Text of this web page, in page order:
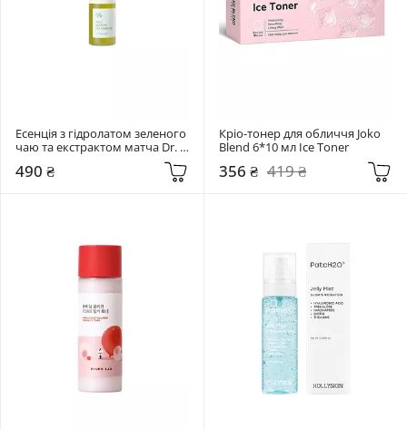
Есенція з гідролатом зеленого
чаю та екстрактом матча Dr.
Ceuracle 18 мл Jeju Matcha Tea
Essence
490 ₴
Кріо-тонер для обличчя Joko
Blend 6*10 мл Ice Toner
356 ₴ 419 ₴